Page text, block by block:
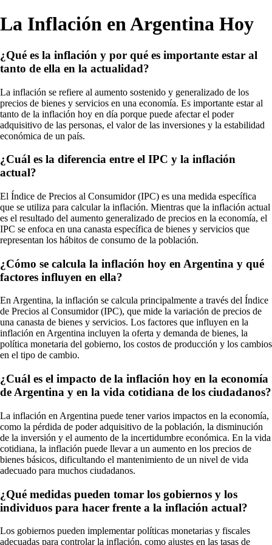
La Inflación en Argentina Hoy
¿Qué es la inflación y por qué es importante estar al
tanto de ella en la actualidad?
La inflación se refiere al aumento sostenido y generalizado de los
precios de bienes y servicios en una economía. Es importante estar al
tanto de la inflación hoy en día porque puede afectar el poder
adquisitivo de las personas, el valor de las inversiones y la estabilidad
económica de un país.
¿Cuál es la diferencia entre el IPC y la inflación
actual?
El Índice de Precios al Consumidor (IPC) es una medida específica
que se utiliza para calcular la inflación. Mientras que la inflación actual
es el resultado del aumento generalizado de precios en la economía, el
IPC se enfoca en una canasta específica de bienes y servicios que
representan los hábitos de consumo de la población.
¿Cómo se calcula la inflación hoy en Argentina y qué
factores influyen en ella?
En Argentina, la inflación se calcula principalmente a través del Índice
de Precios al Consumidor (IPC), que mide la variación de precios de
una canasta de bienes y servicios. Los factores que influyen en la
inflación en Argentina incluyen la oferta y demanda de bienes, la
política monetaria del gobierno, los costos de producción y los cambios
en el tipo de cambio.
¿Cuál es el impacto de la inflación hoy en la economía
de Argentina y en la vida cotidiana de los ciudadanos?
La inflación en Argentina puede tener varios impactos en la economía,
como la pérdida de poder adquisitivo de la población, la disminución
de la inversión y el aumento de la incertidumbre económica. En la vida
cotidiana, la inflación puede llevar a un aumento en los precios de
bienes básicos, dificultando el mantenimiento de un nivel de vida
adecuado para muchos ciudadanos.
¿Qué medidas pueden tomar los gobiernos y los
individuos para hacer frente a la inflación actual?
Los gobiernos pueden implementar políticas monetarias y fiscales
adecuadas para controlar la inflación, como ajustes en las tasas de